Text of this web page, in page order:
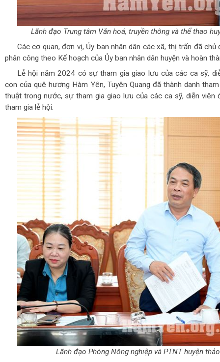
Lãnh đạo Trung tâm Văn hoá, truyền thông và thể thao
Các cơ quan, đơn vị, Ủy ban nhân dân các xã, thị trấn đã
phân công theo Kế hoạch của Ủy ban nhân dân huyện và hoàn
Lễ hội năm 2024 có sự tham gia giao lưu của các ca sỹ,
con của quê hương Hàm Yên, Tuyên Quang đã thành danh
thuật trong nước, sự tham gia giao lưu của các ca sỹ, diễn viên
tham gia lễ hội.
Lãnh đạo Phòng Nông nghiệp và PTNT huyện